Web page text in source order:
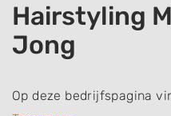
Hairstyling
Jong
Op deze bedrijfspagina